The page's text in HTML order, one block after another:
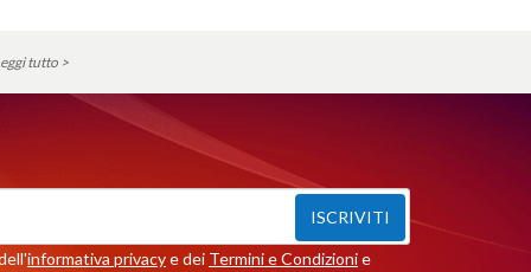
tutto >
ISCRIVITI
informativa privacye dei Termini e Condizionie